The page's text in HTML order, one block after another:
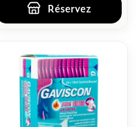
Réservez